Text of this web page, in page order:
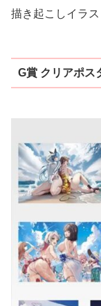
描き起こしイラ
G賞 クリアポス